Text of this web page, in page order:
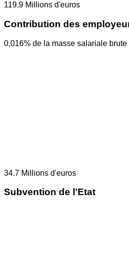
119.9 Millions d'euros
Contribution des
0,016% de la masse salariale brute
34.7 Millions d'euros
Subvention de l'Etat